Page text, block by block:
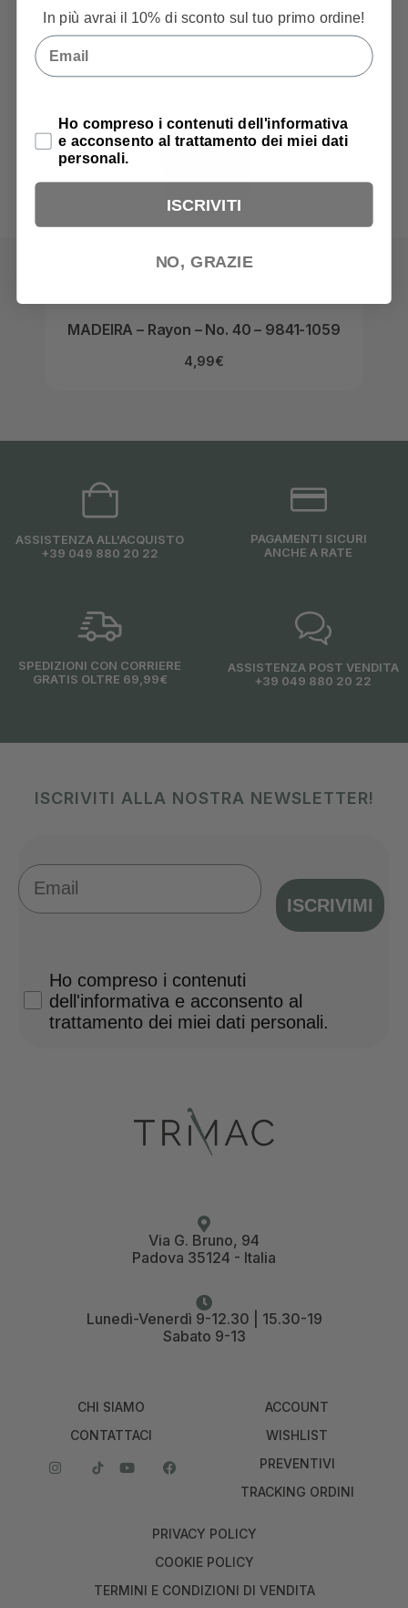
MADEIRA – Rayon – No. 40 – 9841-1059
4,99€
ASSISTENZA ALL'ACQUISTO
+39 049 880 20 22
PAGAMENTI SICURI
ANCHE A RATE
SPEDIZIONI CON CORRIERE
GRATIS OLTRE 69,99€
ASSISTENZA POST VENDITA
+39 049 880 20 22
ISCRIVITI ALLA NOSTRA NEWSLETTER!
Email
ISCRIVIMI
Privacy Policy
Ho compreso i contenuti
dell'informativa e acconsento al
trattamento dei miei dati personali.
Via G. Bruno, 94
Padova 35124 - Italia
Lunedì-Venerdì 9-12.30 | 15.30-19
Sabato 9-13
CHI SIAMO
CONTATTACI
ACCOUNT
WISHLIST
PREVENTIVI
TRACKING ORDINI
PRIVACY POLICY
COOKIE POLICY
TERMINI E CONDIZIONI DI VENDITA
In più avrai il 10% di sconto sul tuo primo ordine!
Email
Privacy Policy
Ho compreso i contenuti dell'informativa
e acconsento al trattamento dei miei dati
personali.
ISCRIVITI
NO, GRAZIE